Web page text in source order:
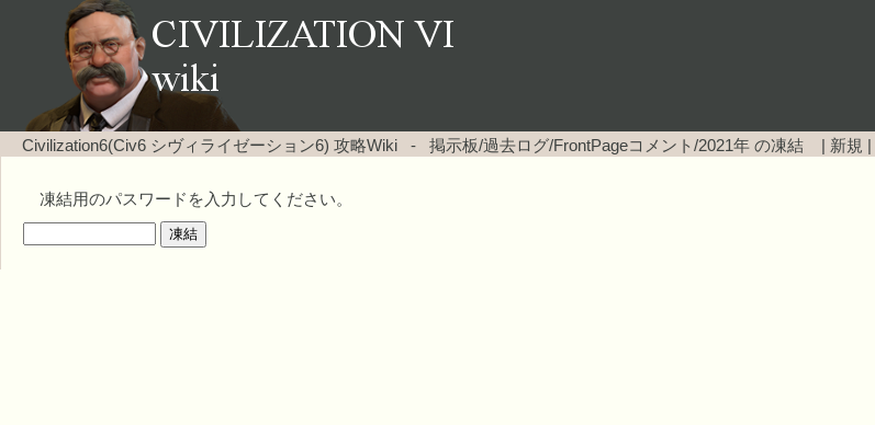
Civilization6(Civ6 シヴィライゼーション6) 攻略Wiki - 掲示板/過去ログ/FrontPageコメント/2021年 の凍結 | 新規
凍結用のパスワードを入力してください。